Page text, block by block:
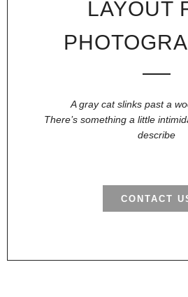
LAYOUT
A gray cat slinks past a
There’s something a little
describe
CONTACT